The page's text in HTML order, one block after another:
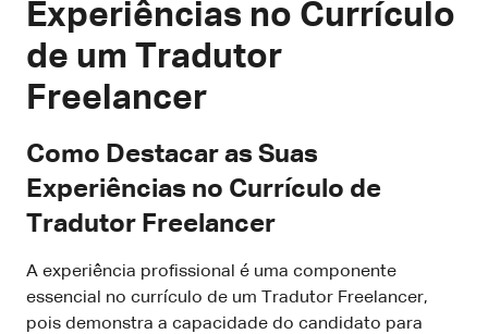
Experiências no Currículo
de um Tradutor
Freelancer
Como Destacar as Suas
Experiências no Currículo de
Tradutor Freelancer
A experiência profissional é uma componente
essencial no currículo de um Tradutor Freelancer,
pois demonstra a capacidade do candidato para